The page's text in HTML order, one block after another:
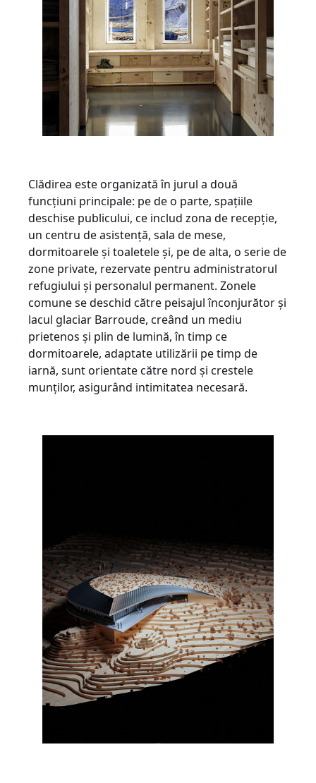
Clădirea este organizată în jurul a două
funcțiuni principale: pe de o parte, spațiile
deschise publicului, ce includ zona de recepție,
un centru de asistență, sala de mese,
dormitoarele și toaletele și, pe de alta, o serie de
zone private, rezervate pentru administratorul
refugiului și personalul permanent. Zonele
comune se deschid către peisajul înconjurător și
lacul glaciar Barroude, creând un mediu
prietenos și plin de lumină, în timp ce
dormitoarele, adaptate utilizării pe timp de
iarnă, sunt orientate către nord și crestele
munților, asigurând intimitatea necesară.